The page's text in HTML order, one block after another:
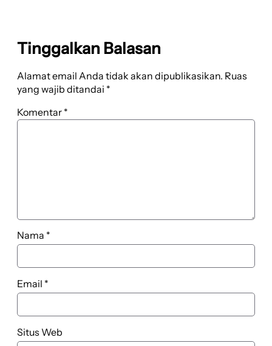
Tinggalkan Balasan
Alamat email Anda tidak akan dipublikasikan. Ruas
yang wajib ditandai *
Komentar *
Nama *
Email *
Situs Web